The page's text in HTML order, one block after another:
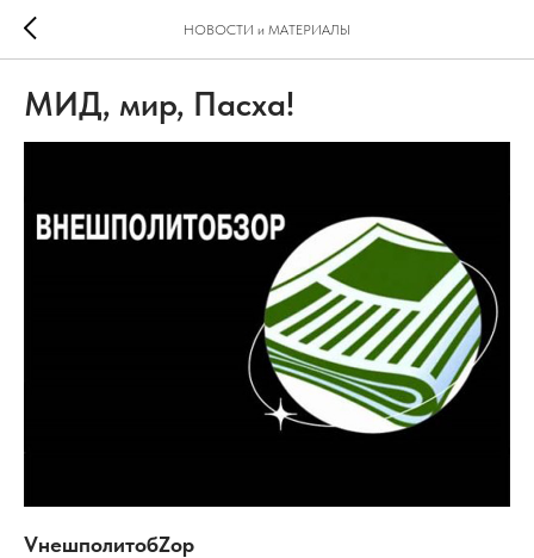
НОВОСТИ и МАТЕРИАЛЫ
МИД, мир, Пасха!
VнешполитобZор